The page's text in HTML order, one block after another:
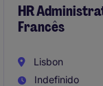
HR
Francês
Lisbon
Indefinido